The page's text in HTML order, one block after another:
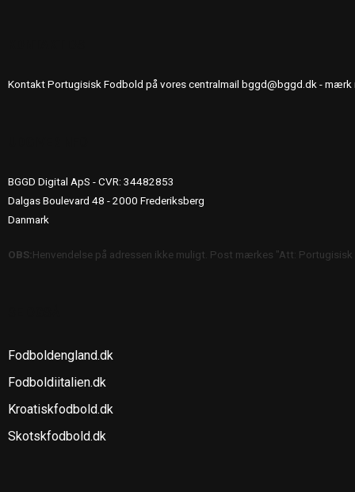
Kontakt Portugisisk Fodbold på vores centralmail bggd@bggd.dk - mærk
BGGD Digital ApS - CVR: 34482853
Dalgas Boulevard 48 - 2000 Frederiksberg
Danmark
OBS:Henvendelse på adressen ikke muligt. Post mærkes "Att:
Fodboldengland.dk
Fodboldiitalien.dk
Kroatiskfodbold.dk
Skotskfodbold.dk